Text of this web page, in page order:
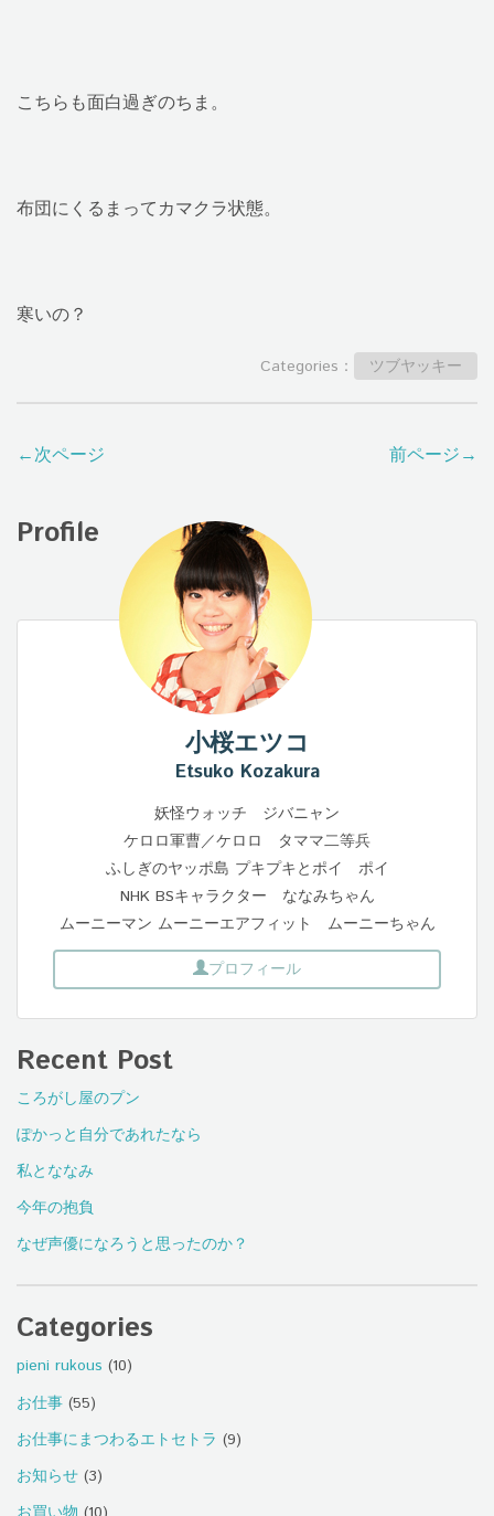
こちらも面白過ぎのちま。
布団にくるまってカマクラ状態。
寒いの？
Categories： ツブヤッキー
←次ページ 前ページ→
Profile
小桜エツコ
Etsuko Kozakura
妖怪ウォッチ ジバニャン
ケロロ軍曹／ケロロ タママ二等兵
ふしぎのヤッポ島 プキプキとポイ ポイ
NHK BSキャラクター ななみちゃん
ムーニーマン ムーニーエアフィット ムーニーちゃん
プロフィール
Recent Post
ころがし屋のプン
ぽかっと自分であれたなら
私とななみ
今年の抱負
なぜ声優になろうと思ったのか？
Categories
pieni rukous (10)
お仕事 (55)
お仕事にまつわるエトセトラ (9)
お知らせ (3)